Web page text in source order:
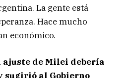
La gente está
Hace mucho
económico.
ajuste de Milei debería
sugirió al Gobierno